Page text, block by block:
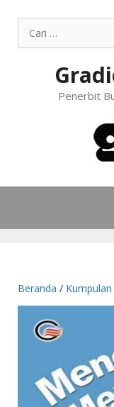
Penerbit
Beranda /